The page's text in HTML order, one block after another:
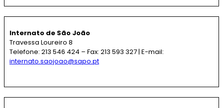
Internato de São João
Travessa Loureiro 8
Telefone: 213 546 424 – Fax: 213 593 327 | E-mail:
internato.saojoao@sapo.pt